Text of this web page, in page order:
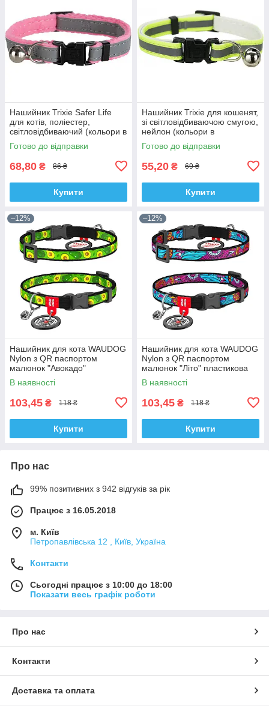
Нашийник Trixie Safer Life
для котів, поліестер,
світловідбиваючий (кольори в
асортименті)
Готово до відправки
68,80 ₴ 86 ₴
Купити
Нашийник Trixie для кошенят,
зі світловідбиваючою смугою,
нейлон (кольори в
асортименті)
Готово до відправки
55,20 ₴ 69 ₴
Купити
–12%
Нашийник для кота WAUDOG
Nylon з QR паспортом
малюнок "Авокадо"
пластикова пряжка-фастекс
Розмір XS
В наявності
103,45 ₴ 118 ₴
Купити
–12%
Нашийник для кота WAUDOG
Nylon з QR паспортом
малюнок "Літо" пластикова
пряжка-фастекс Розмір XS
В наявності
103,45 ₴ 118 ₴
Купити
Про нас
99% позитивних з 942 відгуків за рік
Працює з 16.05.2018
м. Київ
Петропавлівська 12 , Київ, Україна
Контакти
Сьогодні працює з 10:00 до 18:00
Показати весь графік роботи
Про нас
Контакти
Доставка та оплата